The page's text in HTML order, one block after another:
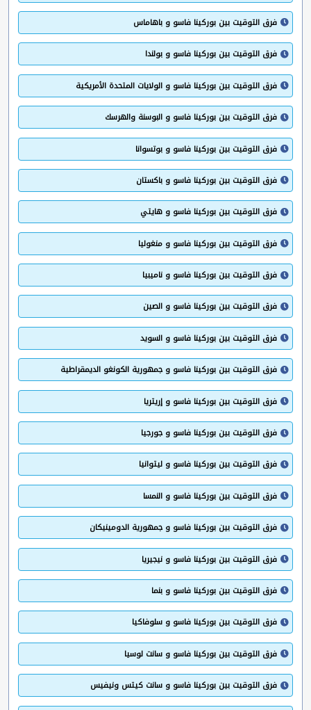
فرق التوقيت بين بوركينا فاسو و باهاماس
فرق التوقيت بين بوركينا فاسو و بولندا
فرق التوقيت بين بوركينا فاسو و الولايات المتحدة الأمريكية
فرق التوقيت بين بوركينا فاسو و البوسنة والهرسك
فرق التوقيت بين بوركينا فاسو و بوتسوانا
فرق التوقيت بين بوركينا فاسو و باكستان
فرق التوقيت بين بوركينا فاسو و هايتي
فرق التوقيت بين بوركينا فاسو و منغوليا
فرق التوقيت بين بوركينا فاسو و ناميبيا
فرق التوقيت بين بوركينا فاسو و الصين
فرق التوقيت بين بوركينا فاسو و السويد
فرق التوقيت بين بوركينا فاسو و جمهورية الكونغو الديمقراطية
فرق التوقيت بين بوركينا فاسو و إريتريا
فرق التوقيت بين بوركينا فاسو و جورجيا
فرق التوقيت بين بوركينا فاسو و ليتوانيا
فرق التوقيت بين بوركينا فاسو و النمسا
فرق التوقيت بين بوركينا فاسو و جمهورية الدومينيكان
فرق التوقيت بين بوركينا فاسو و نيجيريا
فرق التوقيت بين بوركينا فاسو و بنما
فرق التوقيت بين بوركينا فاسو و سلوفاكيا
فرق التوقيت بين بوركينا فاسو و سانت لوسيا
فرق التوقيت بين بوركينا فاسو و سانت كيتس ونيفيس